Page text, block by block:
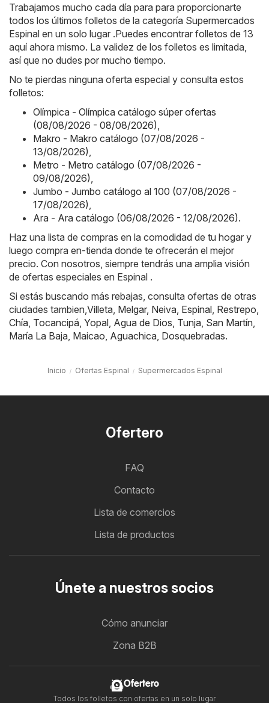
Trabajamos mucho cada día para para proporcionarte
todos los últimos folletos de la categoría Supermercados
Espinal en un solo lugar .Puedes encontrar folletos de 13
aquí ahora mismo. La validez de los folletos es limitada,
así que no dudes por mucho tiempo.
No te pierdas ninguna oferta especial y consulta estos
folletos:
Olímpica - Olímpica catálogo súper ofertas
(08/08/2026 - 08/08/2026)
Makro - Makro catálogo (07/08/2026 -
13/08/2026)
Metro - Metro catálogo (07/08/2026 -
09/08/2026)
Jumbo - Jumbo catálogo al 100 (07/08/2026 -
17/08/2026)
Ara - Ara catálogo (06/08/2026 - 12/08/2026).
Haz una lista de compras en la comodidad de tu hogar y
luego compra en-tienda donde te ofrecerán el mejor
precio. Con nosotros, siempre tendrás una amplia visión
de ofertas especiales en Espinal .
Si estás buscando más rebajas, consulta ofertas de otras
ciudades tambien, Villeta Melgar, Neiva Espinal Restrepo
Chía Tocancipá Yopal Agua de Dios Tunja San Martín
María La Baja Maicao Aguachica Dosquebradas.
Inicio Ofertas Espinal Supermercados Espinal
Ofertero
FAQ
Contacto
Lista de comercios
Lista de productos
Únete a nuestros socios
Cómo anunciar
Zona B2B
Ofertero
Todos los folletos con ofertas en un solo lugar